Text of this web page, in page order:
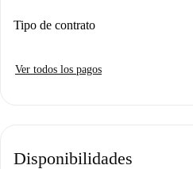
Tipo de contrato
Ver todos los pagos
Disponibilidades